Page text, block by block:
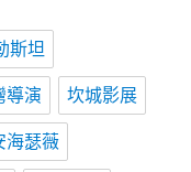
斯坦
導演 坎城影展
海瑟薇